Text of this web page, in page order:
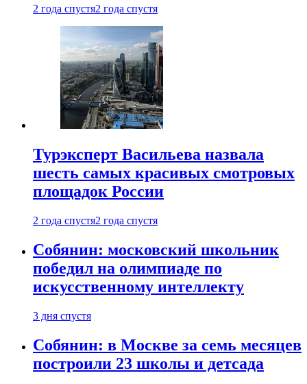
2 года спустя2 года спустя
Турэксперт Васильева назвала
шесть самых красивых смотровых
площадок России
2 года спустя2 года спустя
Собянин: московский школьник
победил на олимпиаде по
искусственному интеллекту
3 дня спустя
Собянин: в Москве за семь месяцев
построили 23 школы и детсада